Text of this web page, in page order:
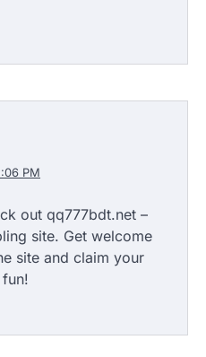
PM
out qq777bdt.net –
site. Get welcome
site and claim your